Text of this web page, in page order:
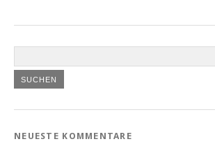
NEUESTE KOMMENTARE